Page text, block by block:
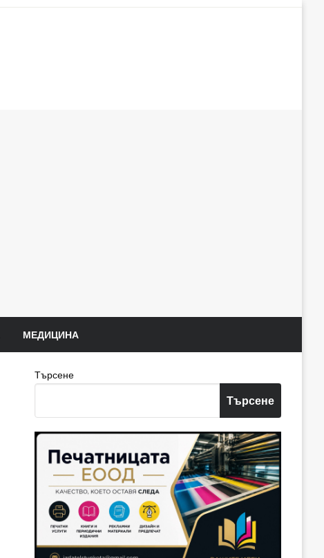
МЕДИЦИНА
Търсене
Търсене